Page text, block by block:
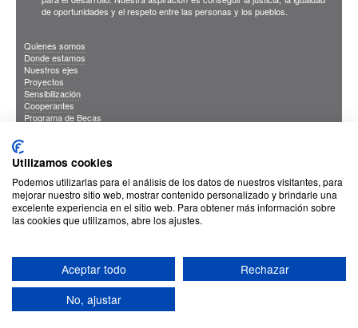
de oportunidades y el respeto entre las personas y los pueblos.
Quienes somos
Donde estamos
Nuestros ejes
Proyectos
Sensibilización
Cooperantes
Programa de Becas
Sus Datos Seguros
Cookies
Proteccion de datos
Utilizamos cookies
Podemos utilizarlas para el análisis de los datos de nuestros visitantes, para
mejorar nuestro sitio web, mostrar contenido personalizado y brindarle una
excelente experiencia en el sitio web. Para obtener más información sobre
las cookies que utilizamos, abre los ajustes.
Aceptar todo
Rechazar
No, ajustar